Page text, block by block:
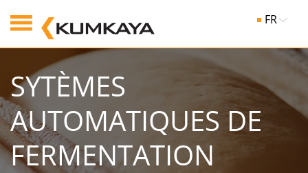
FR
SYTÈMES
AUTOMATIQUES DE
FERMENTATION